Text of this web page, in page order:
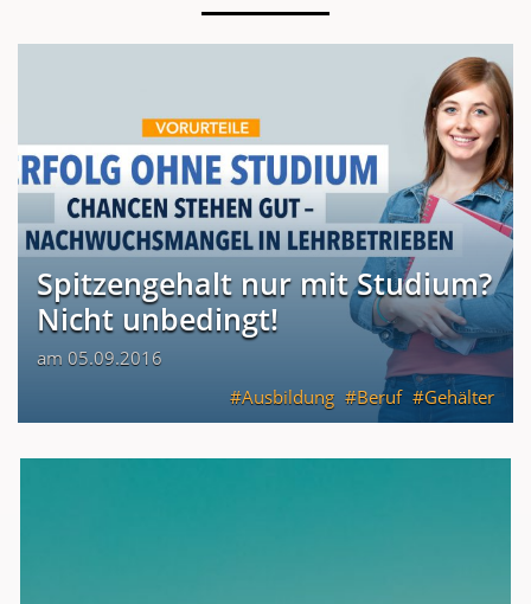
Spitzengehalt nur mit Studium?
Nicht unbedingt!
am 05.09.2016
Ausbildung
Beruf Gehälter